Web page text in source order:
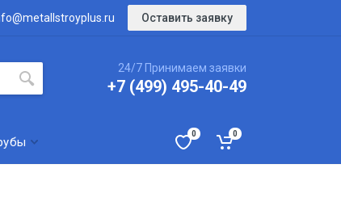
Оставить заявку
24/7 Принимаем заявки
+7 (499) 495-40-49
0 0